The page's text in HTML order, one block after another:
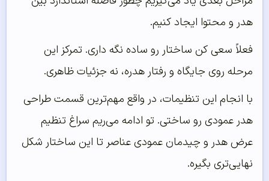
هدر و محتوا ایجاد کنیم.
فعلاً سعی کن ساختار رو ساده نگه داری. تمرکز این
مرحله روی جایگاه و رفتار هدره، نه جزئیات ظاهری.
با انجام این تنظیمات، در واقع مهم‌ترین قسمت طراحی
هدر عمودی رو ساختی. تو ادامه می‌ریم سراغ تنظیم
عرض هدر و چیدمان عمودی عناصر تا این ساختار شکل
نهایی‌تری بگیره.